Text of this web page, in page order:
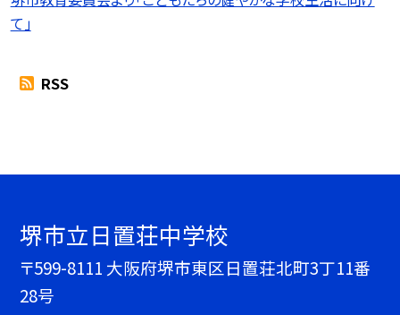
て」
RSS
堺市立日置荘中学校
〒599-8111 大阪府堺市東区日置荘北町3丁11番
28号